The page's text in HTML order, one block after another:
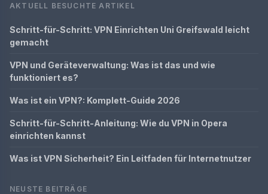
AKTUELL BESUCHTE ARTIKEL
Schritt-für-Schritt: VPN Einrichten Uni Greifswald leicht
gemacht
VPN und Geräteverwaltung: Was ist das und wie
funktioniert es?
Was ist ein VPN?: Komplett-Guide 2026
Schritt-für-Schritt-Anleitung: Wie du VPN in Opera
einrichten kannst
Was ist VPN Sicherheit? Ein Leitfaden für Internetnutzer
NEUSTE BEITRÄGE